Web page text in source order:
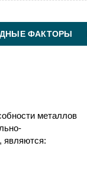
ФАКТОРЫ
металлов
являются: